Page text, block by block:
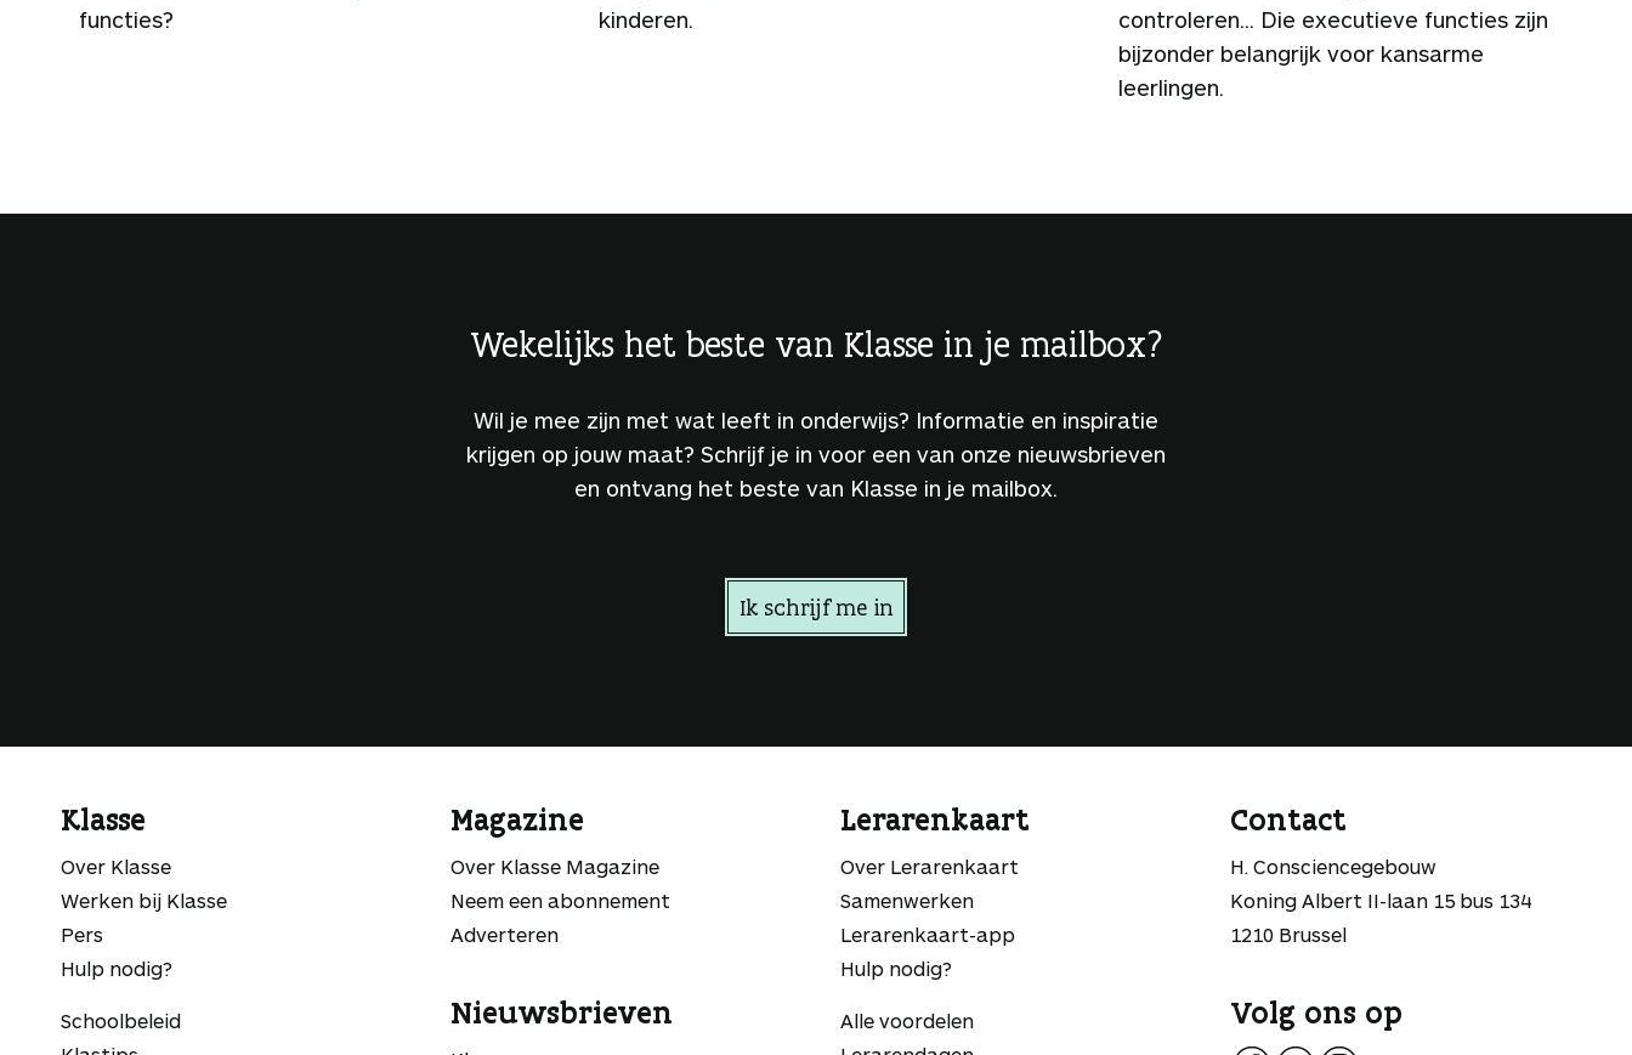
functies?
kinderen.
controleren... Die executieve functies zijn
bijzonder belangrijk voor kansarme
leerlingen.
Wekelijks het beste van Klasse in je mailbox?
Wil je mee zijn met wat leeft in onderwijs? Informatie en inspiratie
krijgen op jouw maat? Schrijf je in voor een van onze nieuwsbrieven
en ontvang het beste van Klasse in je mailbox.
Ik schrijf me in
Klasse
Over Klasse
Werken bij Klasse
Pers
Hulp nodig?
Schoolbeleid
Magazine
Over Klasse Magazine
Neem een abonnement
Adverteren
Nieuwsbrieven
Lerarenkaart
Over Lerarenkaart
Samenwerken
Lerarenkaart-app
Hulp nodig?
Alle voordelen
Contact
H. Consciencegebouw
Koning Albert II-laan 15 bus 134
1210 Brussel
Volg ons op